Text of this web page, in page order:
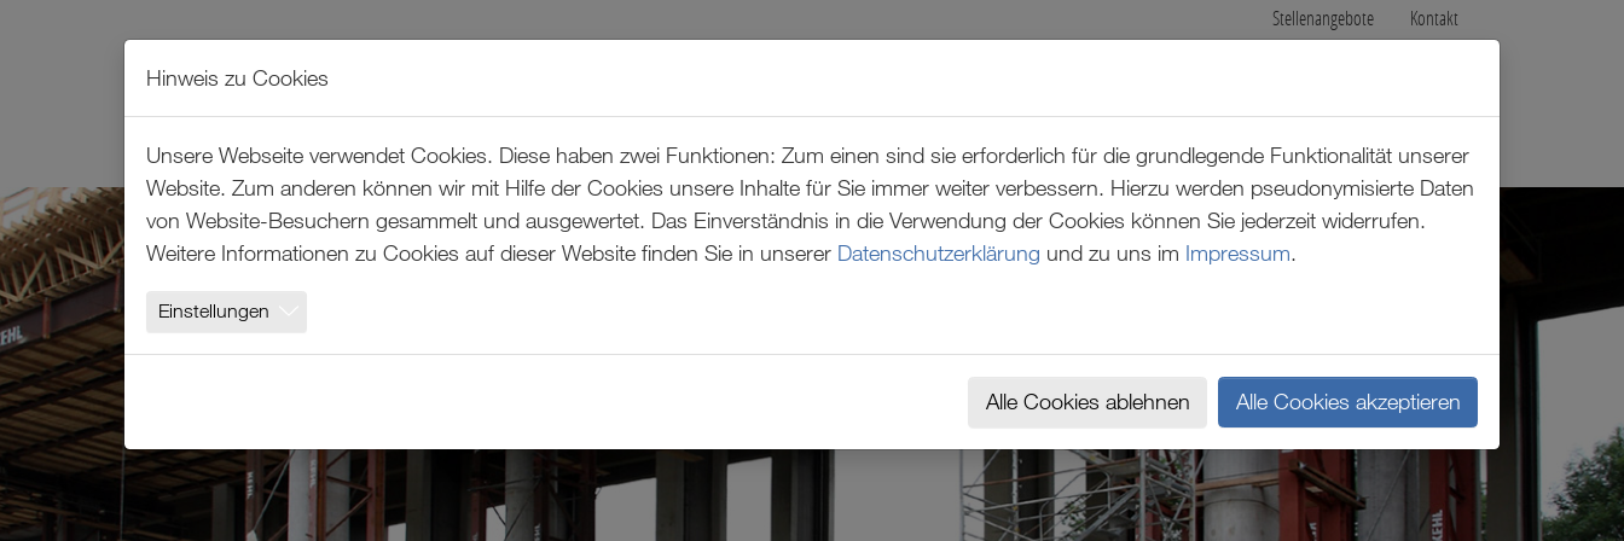
Zum Hauptinhalt springen
Stellenangebote Kontakt
Hinweis zu Cookies
Unsere Webseite verwendet Cookies. Diese haben zwei Funktionen: Zum einen sind sie erforderlich für die grundlegende Funktionalität unserer
Website. Zum anderen können wir mit Hilfe der Cookies unsere Inhalte für Sie immer weiter verbessern. Hierzu werden pseudonymisierte Daten
von Website-Besuchern gesammelt und ausgewertet. Das Einverständnis in die Verwendung der Cookies können Sie jederzeit widerrufen.
Weitere Informationen zu Cookies auf dieser Website finden Sie in unserer Datenschutzerklärung und zu uns im Impressum.
Einstellungen
Alle Cookies ablehnen Alle Cookies akzeptieren